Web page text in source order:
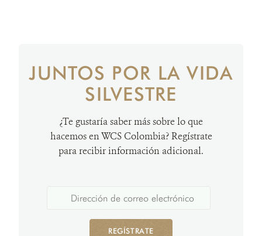
JUNTOS POR LA VIDA
SILVESTRE
¿Te gustaría saber más sobre lo que
hacemos en WCS Colombia? Regístrate
para recibir información adicional.
REGÍSTRATE